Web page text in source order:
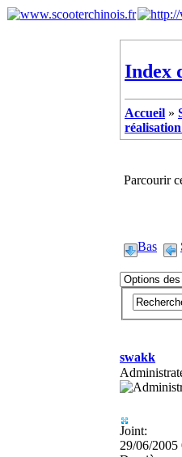
Index
Accueil »
Parcourir
Bas
swakk
Joint:
29/06/2005